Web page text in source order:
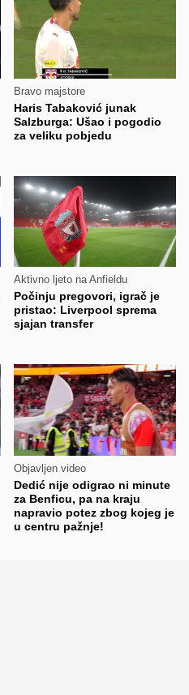
Bravo majstore
Haris Tabaković junak
Salzburga: Ušao i pogodio
za veliku pobjedu
Aktivno ljeto na Anfieldu
Počinju pregovori, igrač je
pristao: Liverpool sprema
sjajan transfer
Objavljen video
Dedić nije odigrao ni minute
za Benficu, pa na kraju
napravio potez zbog kojeg je
u centru pažnje!